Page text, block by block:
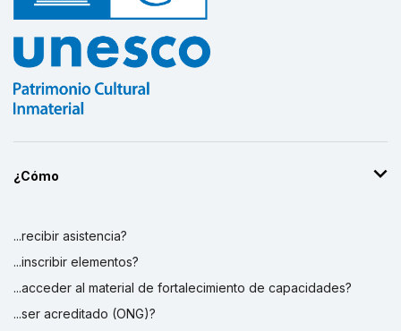
¿Cómo
...recibir asistencia?
...inscribir elementos?
...acceder al material de fortalecimiento de capacidades?
...ser acreditado (ONG)?